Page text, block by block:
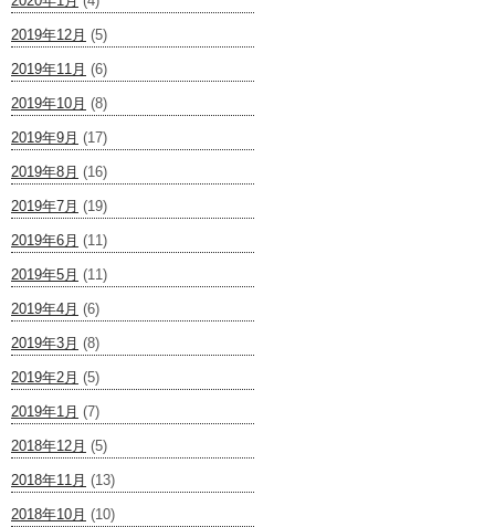
2019年12月 (5)
2019年11月 (6)
2019年10月 (8)
2019年9月 (17)
2019年8月 (16)
2019年7月 (19)
2019年6月 (11)
2019年5月 (11)
2019年4月 (6)
2019年3月 (8)
2019年2月 (5)
2019年1月 (7)
2018年12月 (5)
2018年11月 (13)
2018年10月 (10)